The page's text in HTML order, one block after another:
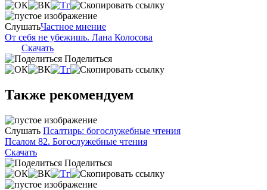
СлушатьЧастное мнение
От себя не убежишь. Лана Колосова
Скачать
Поделиться
Также рекомендуем
Слушать Псалтирь: богослужебные чтения
Псалом 82. Богослужебные чтения
Скачать
Поделиться